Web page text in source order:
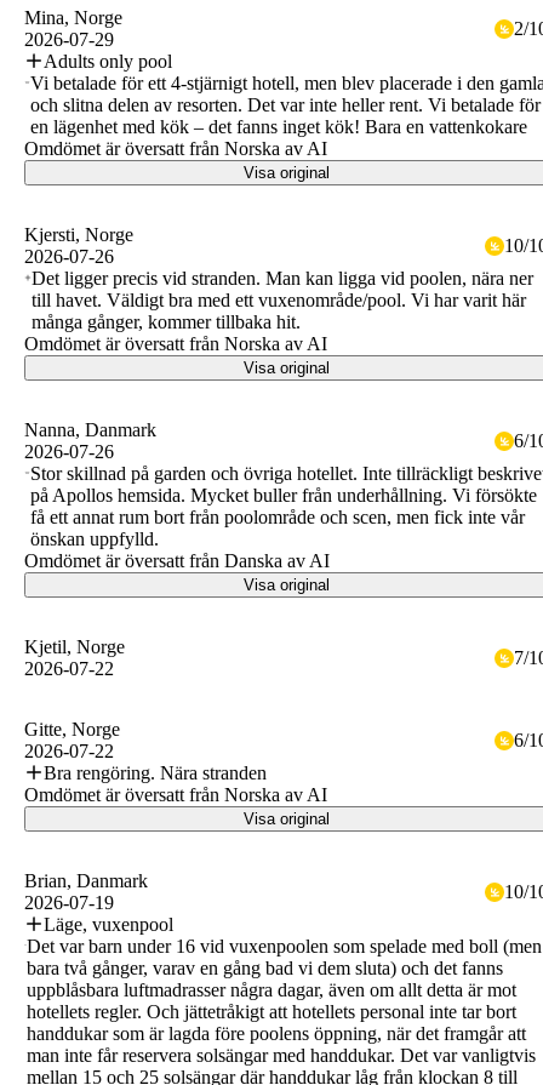
Mina, Norge
2026-07-29
2/
Adults only pool
Vi betalade för ett 4-stjärnigt hotell, men blev placerade i den
och slitna delen av resorten. Det var inte heller rent. Vi betalade för
en lägenhet med kök – det fanns inget kök! Bara en vattenkokare
Omdömet är översatt från Norska av AI
Visa original
Kjersti, Norge
2026-07-26
10/
Det ligger precis vid stranden. Man kan ligga vid poolen, nära ner
till havet. Väldigt bra med ett vuxenområde/pool. Vi har varit här
många gånger, kommer tillbaka hit.
Omdömet är översatt från Norska av AI
Visa original
Nanna, Danmark
2026-07-26
6/
Stor skillnad på garden och övriga hotellet. Inte tillräckligt
på Apollos hemsida. Mycket buller från underhållning. Vi försökte
få ett annat rum bort från poolområde och scen, men fick inte vår
önskan uppfylld.
Omdömet är översatt från Danska av AI
Visa original
Kjetil, Norge
2026-07-22
7/
Gitte, Norge
2026-07-22
6/
Bra rengöring. Nära stranden
Omdömet är översatt från Norska av AI
Visa original
Brian, Danmark
2026-07-19
10/
Läge, vuxenpool
Det var barn under 16 vid vuxenpoolen som spelade med boll (men
bara två gånger, varav en gång bad vi dem sluta) och det fanns
uppblåsbara luftmadrasser några dagar, även om allt detta är mot
hotellets regler. Och jättetråkigt att hotellets personal inte tar bort
handdukar som är lagda före poolens öppning, när det framgår att
man inte får reservera solsängar med handdukar. Det var vanligtvis
mellan 15 och 25 solsängar där handdukar låg från klockan 8 till